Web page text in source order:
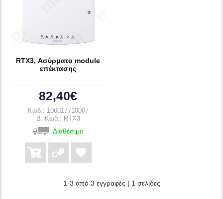
RTX3, Ασύρματο module
επέκτασης
82,40€
Κωδ.: 106017710007
B. Κωδ.: RTX3
Διαθέσιμο
1-3 από 3 εγγραφές | 1 σελίδες